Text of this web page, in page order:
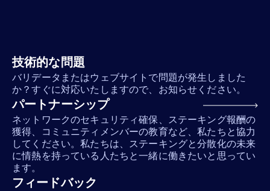
技術的な問題
バリデータまたはウェブサイトで問題が発生しました
か？すぐに対応いたしますので、お知らせください。
パートナーシップ
ネットワークのセキュリティ確保、ステーキング報酬の
獲得、コミュニティメンバーの教育など、私たちと協力
してください。私たちは、ステーキングと分散化の未来
に情熱を持っている人たちと一緒に働きたいと思ってい
ます。
フィードバック